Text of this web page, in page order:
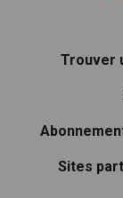
Trouver
Sites